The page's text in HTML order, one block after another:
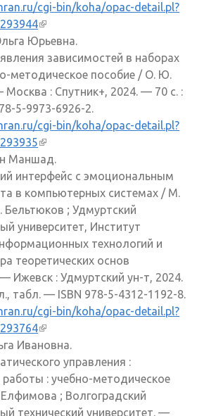
cgi-bin/koha/opac-detail.pl?
(внешняя ссылка)
Юрьевна.
зависимостей в наборах
методическое пособие / О. Ю.
: Спутник+, 2024. — 70 с. :
5-9973-6926-2.
cgi-bin/koha/opac-detail.pl?
(внешняя ссылка)
Маншад.
интерфейс с эмоциональным
в компьютерных системах / М.
Бельтюков ; Удмуртский
университет, Институт
технологий и
теоретических основ
Ижевск : Удмуртский ун-т, 2024.
табл. — ISBN 978-5-4312-1192-8.
cgi-bin/koha/opac-detail.pl?
(внешняя ссылка)
Ивановна.
управления :
: учебно-методическое
; Волгоградский
технический университет. —